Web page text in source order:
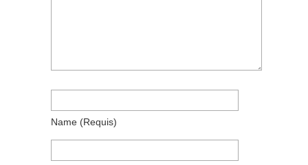
Name (requis)